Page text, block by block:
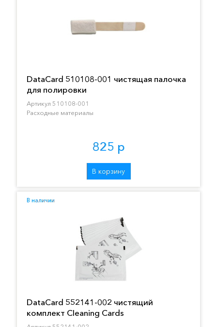
DataCard 510108-001 чистящая палочка
для полировки
Артикул 510108-001
Расходные материалы
825 р
В корзину
В наличии
DataCard 552141-002 чистящий
комплект Cleaning Cards